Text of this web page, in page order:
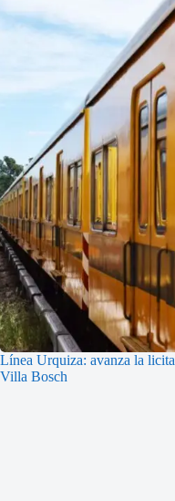
Línea Urquiza: avanza la
Villa Bosch